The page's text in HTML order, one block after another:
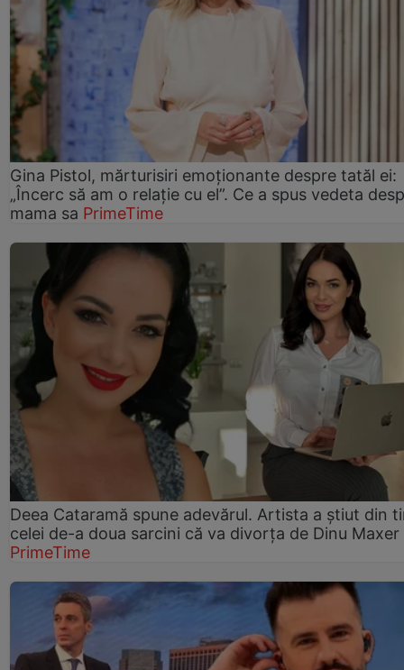
Gina Pistol, mărturisiri emoționante despre tatăl ei:
„Încerc să am o relație cu el”. Ce a spus vedeta
mama sa PrimeTime
Deea Cataramă spune adevărul. Artista a știut din
celei de-a doua sarcini că va divorța de Dinu Maxer
PrimeTime